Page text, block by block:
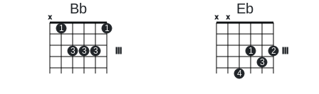
Bb
x
1
3 3 3
1
Eb
x x
4
1
3
2